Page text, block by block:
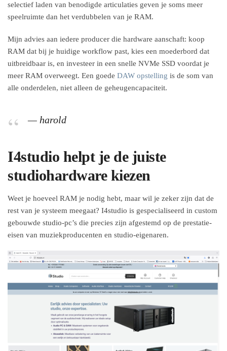
selectief laden van benodigde articulaties geven je soms meer
speelruimte dan het verdubbelen van je RAM.
Mijn advies aan iedere producer die hardware aanschaft: koop
RAM dat bij je huidige workflow past, kies een moederbord dat
uitbreidbaar is, en investeer in een snelle NVMe SSD voordat je
meer RAM overweegt. Een goede DAW opstelling is de som van
alle onderdelen, niet alleen de geheugencapaciteit.
— harold
I4studio helpt je de juiste
studiohardware kiezen
Weet je hoeveel RAM je nodig hebt, maar wil je zeker zijn dat de
rest van je systeem meegaat? I4studio is gespecialiseerd in custom
gebouwde studio-pc’s die precies zijn afgestemd op de prestatie-
eisen van muziekproducenten en studio-eigenaren.